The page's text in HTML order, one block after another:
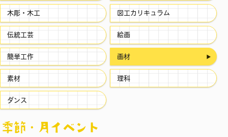
木彫・木工 図工カリキュラム
伝統工芸 絵画
簡単工作 画材
素材 理科
ダンス
季節・⽉イベント